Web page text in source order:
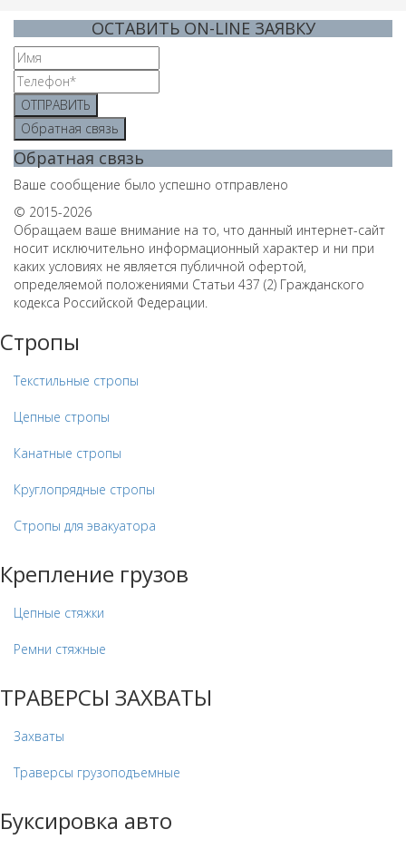
ОСТАВИТЬ ON-LINE ЗАЯВКУ
ОТПРАВИТЬ
Обратная связь
Обратная связь
Ваше сообщение было успешно отправлено
© 2015-2026
Обращаем ваше внимание на то, что данный интернет-сайт
носит исключительно информационный характер и ни при
каких условиях не является публичной офертой,
определяемой положениями Статьи 437 (2) Гражданского
кодекса Российской Федерации.
Стропы
Текстильные стропы
Цепные стропы
Канатные стропы
Круглопрядные стропы
Стропы для эвакуатора
Крепление грузов
Цепные стяжки
Ремни стяжные
ТРАВЕРСЫ ЗАХВАТЫ
Захваты
Траверсы грузоподъемные
Буксировка авто